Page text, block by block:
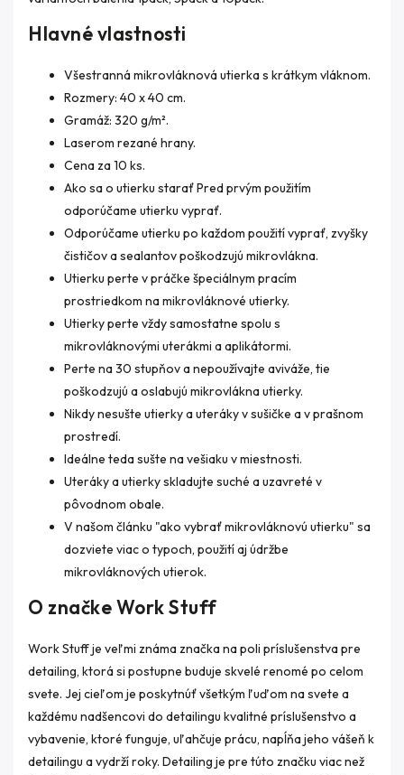
Hlavné vlastnosti
Všestranná mikrovláknová utierka s krátkym vláknom.
Rozmery: 40 x 40 cm.
Gramáž: 320 g/m².
Laserom rezané hrany.
Cena za 10 ks.
Ako sa o utierku starať Pred prvým použitím
odporúčame utierku vyprať.
Odporúčame utierku po každom použití vyprať, zvyšky
čističov a sealantov poškodzujú mikrovlákna.
Utierku perte v práčke špeciálnym pracím
prostriedkom na mikrovláknové utierky.
Utierky perte vždy samostatne spolu s
mikrovláknovými uterákmi a aplikátormi.
Perte na 30 stupňov a nepoužívajte aviváže, tie
poškodzujú a oslabujú mikrovlákna utierky.
Nikdy nesušte utierky a uteráky v sušičke a v prašnom
prostredí.
Ideálne teda sušte na vešiaku v miestnosti.
Uteráky a utierky skladujte suché a uzavreté v
pôvodnom obale.
V našom článku "ako vybrať mikrovláknovú utierku" sa
dozviete viac o typoch, použití aj údržbe
mikrovláknových utierok.
O značke Work Stuff
Work Stuff je veľmi známa značka na poli príslušenstva pre
detailing, ktorá si postupne buduje skvelé renomé po celom
svete. Jej cieľom je poskytnúť všetkým ľuďom na svete a
každému nadšencovi do detailingu kvalitné príslušenstvo a
vybavenie, ktoré funguje, uľahčuje prácu, napĺňa jeho vášeň k
detailingu a vydrží roky. Detailing je pre túto značku viac než